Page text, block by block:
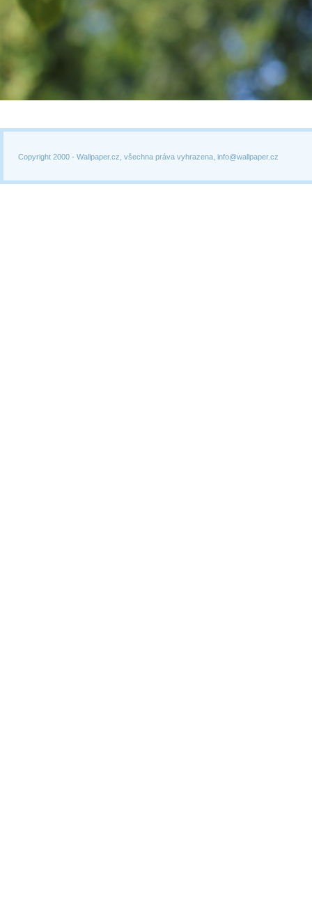
Copyright 2000 - Wallpaper.cz, všechna práva vyhrazena, info@wallpaper.cz